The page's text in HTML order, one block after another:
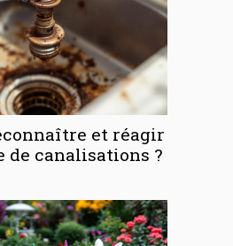
et réagir
de canalisations ?